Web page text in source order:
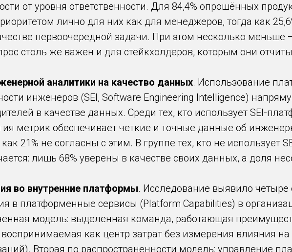
от уровня ответственности. Для 84,4% опрошённых
лично для них как для менеджеров, тогда как
первоочередной задачи. При этом несколько меньше
столь же важен и для стейкхолдеров, которым они
аналитики на качество данных. Использование
инженеров (SEI, Software Engineering Intelligence)
в качестве данных. Среди тех, кто использует SEI-
метрик обеспечивает четкие и точные данные об
21% не согласны с этим. В группе тех, кто не использует
лишь 68% уверены в качестве своих данных, а доля
во внутренние платформы. Исследование выявило четыре
в платформенные сервисы (Platform Capabilities) в
модель: выделенная команда, работающая
как центр затрат без измерения влияния на
Вторая по распространенности модель: управление